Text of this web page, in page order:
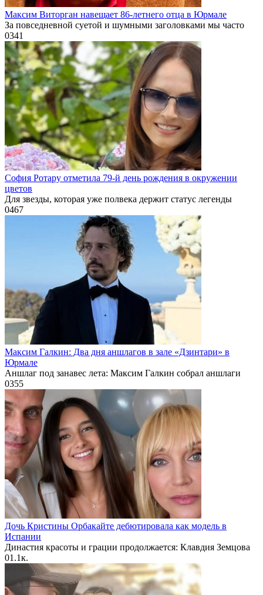
Максим Виторган навещает 86-летнего отца в Юрмале
За повседневной суетой и шумными заголовками мы часто
0341
София Ротару отметила 79-й день рождения в окружении
цветов
Для звезды, которая уже полвека держит статус легенды
0467
Максим Галкин: Два дня аншлагов в зале «Дзинтари» в
Юрмале
Аншлаг под занавес лета: Максим Галкин собрал аншлаги
0355
Дочь Кристины Орбакайте дебютировала как модель в
Испании
Династия красоты и грации продолжается: Клавдия Земцова
01.1к.